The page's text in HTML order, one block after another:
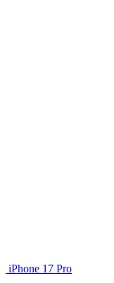
iPhone 17 Pro